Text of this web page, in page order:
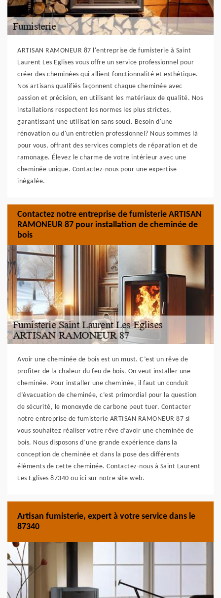
ARTISAN RAMONEUR 87 l'entreprise de fumisterie à Saint
Laurent Les Eglises vous offre un service professionnel pour
créer des cheminées qui allient fonctionnalité et esthétique.
Nos artisans qualifiés façonnent chaque cheminée avec
passion et précision, en utilisant les matériaux de qualité. Nos
installations respectent les normes les plus strictes,
garantissant une utilisation sans souci. Besoin d'une
rénovation ou d'un entretien professionnel? Nous sommes là
pour vous, offrant des services complets de réparation et de
ramonage. Élevez le charme de votre intérieur avec une
cheminée unique. Contactez-nous pour une expertise
inégalée.
Contactez notre entreprise de fumisterie ARTISAN
RAMONEUR 87 pour installation de cheminée de
bois
Avoir une cheminée de bois est un must. C’est un rêve de
profiter de la chaleur du feu de bois. On veut installer une
cheminée. Pour installer une cheminée, il faut un conduit
d’évacuation de cheminée, c’est primordial pour la question
de sécurité, le monoxyde de carbone peut tuer. Contacter
notre entreprise de fumisterie ARTISAN RAMONEUR 87 si
vous souhaitez réaliser votre rêve d’avoir une cheminée de
bois. Nous disposons d’une grande expérience dans la
conception de cheminée et dans la pose des différents
éléments de cette cheminée. Contactez-nous à Saint Laurent
Les Eglises 87340 ou ici sur notre site web.
Artisan fumisterie, expert à votre service dans le
87340